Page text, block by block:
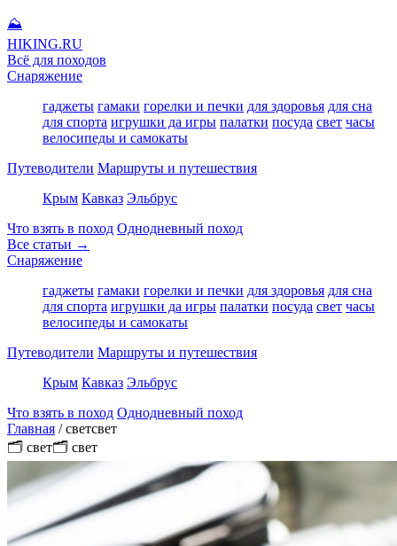
⛰
HIKING.RU
Всё для походов
Снаряжение
гаджеты гамаки горелки и печки для здоровья для сна
для спорта игрушки да игры палатки посуда свет часы
велосипеды и самокаты
Путеводители Маршруты и путешествия
Крым Кавказ Эльбрус
Что взять в поход Однодневный поход
Все статьи →
Снаряжение
гаджеты гамаки горелки и печки для здоровья для сна
для спорта игрушки да игры палатки посуда свет часы
велосипеды и самокаты
Путеводители Маршруты и путешествия
Крым Кавказ Эльбрус
Что взять в поход Однодневный поход
Главная / светсвет
🗂 свет🗂 свет